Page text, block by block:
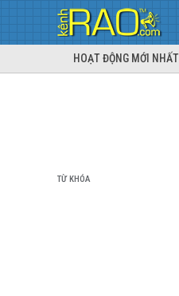
HOẠT ĐỘNG MỚI NHẤT
TỪ KHÓA